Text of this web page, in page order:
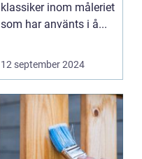
klassiker inom måleriet
som har använts i å...
12 september 2024